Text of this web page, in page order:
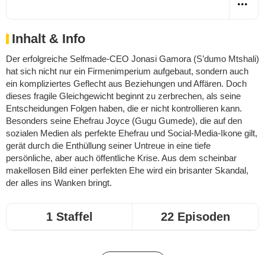
Inhalt & Info
Der erfolgreiche Selfmade-CEO Jonasi Gamora (S’dumo Mtshali)
hat sich nicht nur ein Firmenimperium aufgebaut, sondern auch
ein kompliziertes Geflecht aus Beziehungen und Affären. Doch
dieses fragile Gleichgewicht beginnt zu zerbrechen, als seine
Entscheidungen Folgen haben, die er nicht kontrollieren kann.
Besonders seine Ehefrau Joyce (Gugu Gumede), die auf den
sozialen Medien als perfekte Ehefrau und Social-Media-Ikone gilt,
gerät durch die Enthüllung seiner Untreue in eine tiefe
persönliche, aber auch öffentliche Krise. Aus dem scheinbar
makellosen Bild einer perfekten Ehe wird ein brisanter Skandal,
der alles ins Wanken bringt.
1 Staffel 22 Episoden